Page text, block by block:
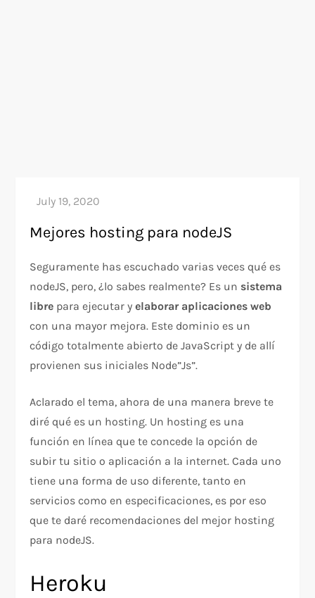
Mejores hosting para nodeJS
Seguramente has escuchado varias veces qué es
nodeJS, pero, ¿lo sabes realmente? Es un sistema
libre para ejecutar yelaborar aplicaciones web
con una mayor mejora. Este dominio es un
código totalmente abierto de JavaScript y de allí
provienen sus iniciales Node”Js”.
Aclarado el tema, ahora de una manera breve te
diré qué es un hosting. Un hosting es una
función en línea que te concede la opción de
subir tu sitio o aplicación a la internet. Cada uno
tiene una forma de uso diferente, tanto en
servicios como en especificaciones, es por eso
que te daré recomendaciones del mejor hosting
para nodeJS.
Heroku